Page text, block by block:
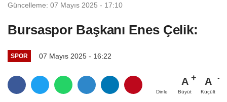
Güncelleme: 07 Mayıs 2025 - 17:10
Bursaspor Başkanı Enes Çelik:
SPOR 07 Mayıs 2025 - 16:22
Dinle
A
Büyüt
A
Küçült